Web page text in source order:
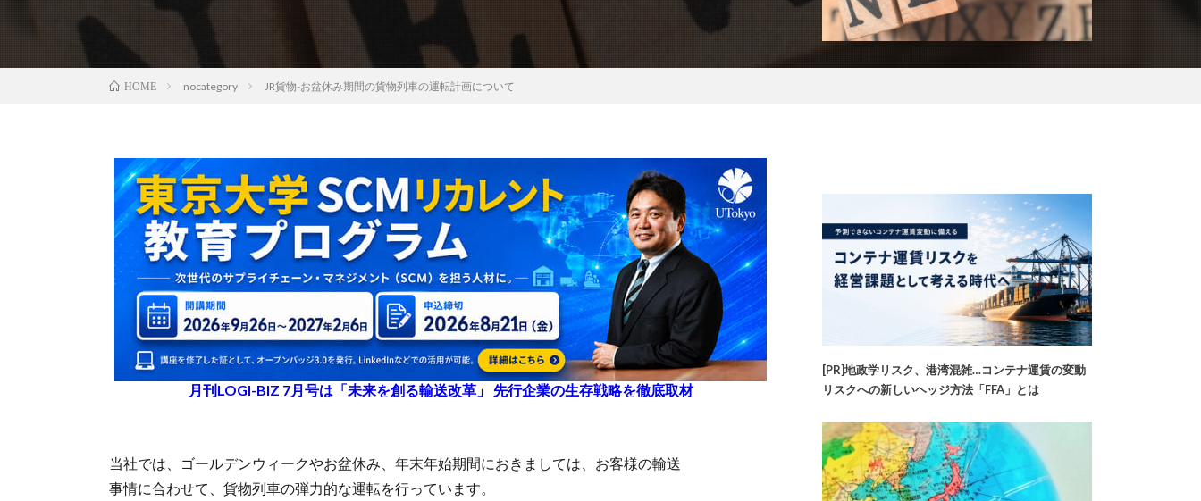
HOME nocategory JR貨物-お盆休み期間の貨物列車の運転計画について
月刊LOGI-BIZ 7月号は「未来を創る輸送改革」 先行企業の生存戦略を徹底取材
当社では、ゴールデンウィークやお盆休み、年末年始期間におきましては、お客様の輸送
事情に合わせて、貨物列車の弾力的な運転を行っています。
[PR]地政学リスク、港湾混雑…コンテナ運賃の変動
リスクへの新しいヘッジ方法「FFA」とは